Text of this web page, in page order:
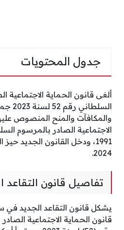
جدول المحتويات
ألغى قانون الحماية الاجتماعية
والمكافآت والمنح المنصوص
1991، ودخل القانون الجديد
2024.
تفاصيل قانون التقاعد
يشكل قانون التقاعد الجديد
قانون الحماية الاجتماعية